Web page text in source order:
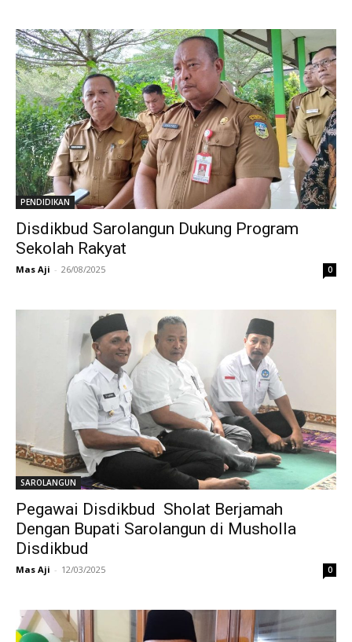
PENDIDIKAN
Disdikbud Sarolangun Dukung Program
Sekolah Rakyat
Mas Aji - 26/08/2025 0
SAROLANGUN
Pegawai Disdikbud Sholat Berjamah
Dengan Bupati Sarolangun di Musholla
Disdikbud
Mas Aji - 12/03/2025 0